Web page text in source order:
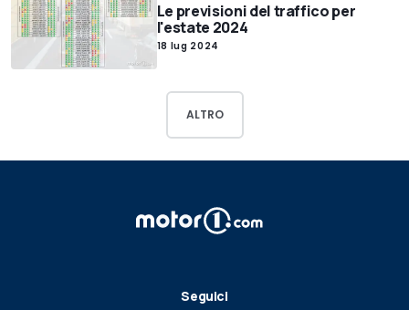
Le previsioni del traffico per
l'estate 2024
18 lug 2024
ALTRO
Seguici